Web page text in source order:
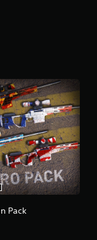
Pack